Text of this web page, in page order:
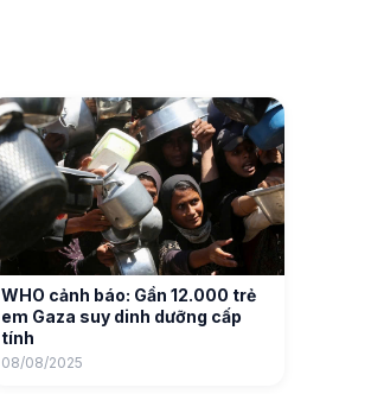
WHO cảnh báo: Gần 12.000 trẻ
em Gaza suy dinh dưỡng cấp
tính
08/08/2025